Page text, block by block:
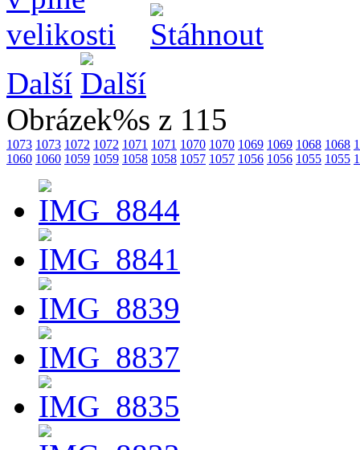
Další
Obrázek%s z 115
1073 1073 1072 1072 1071 1071 1070 1070 1069 1069 1068 1068
1060 1060 1059 1059 1058 1058 1057 1057 1056 1056 1055 1055